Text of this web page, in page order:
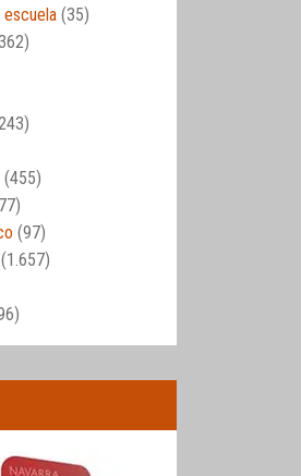
escuela (35)
(455)
(97)
(1.657)